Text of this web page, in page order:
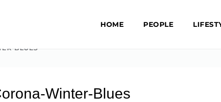
HOME PEOPLE
BLUES
Winter-Blues